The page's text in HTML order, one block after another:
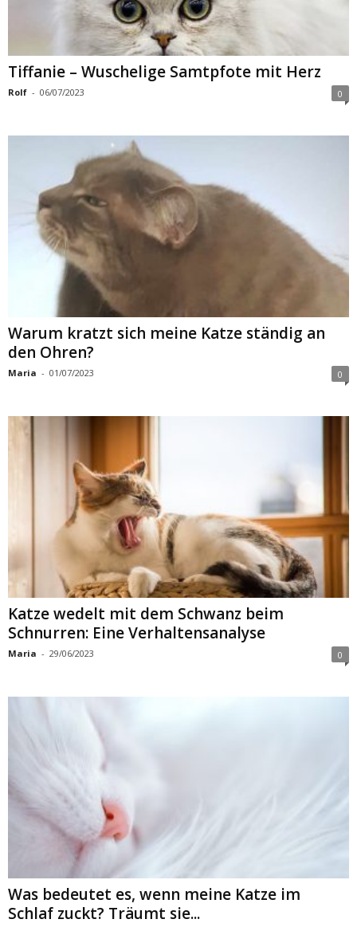
Tiffanie – Wuschelige Samtpfote mit Herz
Rolf - 06/07/2023 0
Warum kratzt sich meine Katze ständig an
den Ohren?
Maria - 01/07/2023 0
Katze wedelt mit dem Schwanz beim
Schnurren: Eine Verhaltensanalyse
Maria - 29/06/2023 0
Was bedeutet es, wenn meine Katze im
Schlaf zuckt? Träumt sie...